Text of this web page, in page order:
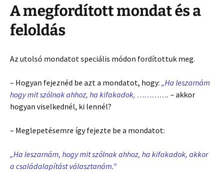
A megfordított mondat és a
feloldás
Az utolsó mondatot speciális módon fordítottuk meg.
– Hogyan fejeznéd be azt a mondatot, hogy: „Ha leszarnám
hogy mit szólnak ahhoz, ha kifakadok, …………. – akkor
hogyan viselkednél, ki lennél?
– Meglepetésemre így fejezte be a mondatot:
„Ha leszarnám, hogy mit szólnak ahhoz, ha kifakadok, akkor
a családalapítást választanám.”